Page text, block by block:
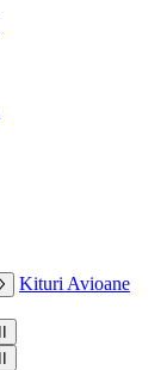
Kituri Avioane